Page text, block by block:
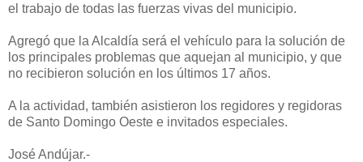
el trabajo de todas las fuerzas vivas del municipio.
Agregó que la Alcaldía será el vehículo para la solución de
los principales problemas que aquejan al municipio, y que
no recibieron solución en los últimos 17 años.
A la actividad, también asistieron los regidores y regidoras
de Santo Domingo Oeste e invitados especiales.
José Andújar.-